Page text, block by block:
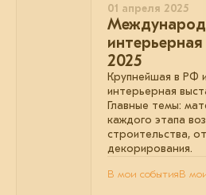
01 апреля 2025
2025
Крупнейшая в РФ
интерьерная
Главные темы:
каждого этапа
строительства,
декорирования.
В мои событияВ